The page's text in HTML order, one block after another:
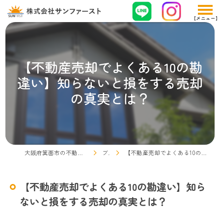
【不動産売却でよくある10の勘
違い】知らないと損をする売却
の真実とは？
ブログ 【不動産売却でよくある10の勘違い】知らないと損をする売却の真実とは？
【不動産売却でよくある10の勘違い】知ら
ないと損をする売却の真実とは？